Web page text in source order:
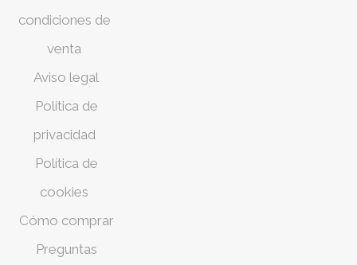
condiciones de
venta
Aviso legal
Política de
privacidad
Política de
cookies
Cómo comprar
Preguntas